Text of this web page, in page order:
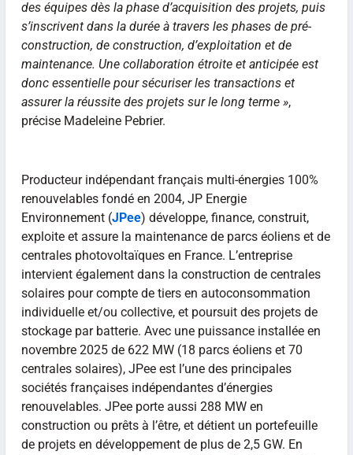
des équipes dès la phase d’acquisition des projets, puis
s’inscrivent dans la durée à travers les phases de pré-
construction, de construction, d’exploitation et de
maintenance. Une collaboration étroite et anticipée est
donc essentielle pour sécuriser les transactions et
assurer la réussite des projets sur le long terme »,
précise Madeleine Pebrier.
Producteur indépendant français multi-énergies 100%
renouvelables fondé en 2004, JP Energie
Environnement (JPee) développe, finance, construit,
exploite et assure la maintenance de parcs éoliens et de
centrales photovoltaïques en France. L’entreprise
intervient également dans la construction de centrales
solaires pour compte de tiers en autoconsommation
individuelle et/ou collective, et poursuit des projets de
stockage par batterie. Avec une puissance installée en
novembre 2025 de 622 MW (18 parcs éoliens et 70
centrales solaires), JPee est l’une des principales
sociétés françaises indépendantes d’énergies
renouvelables. JPee porte aussi 288 MW en
construction ou prêts à l’être, et détient un portefeuille
de projets en développement de plus de 2,5 GW. En